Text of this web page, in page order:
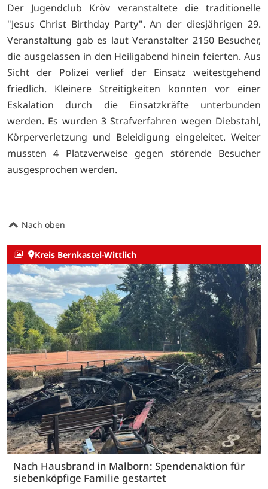
Der Jugendclub Kröv veranstaltete die traditionelle
"Jesus Christ Birthday Party". An der diesjährigen 29.
Veranstaltung gab es laut Veranstalter 2150 Besucher,
die ausgelassen in den Heiligabend hinein feierten. Aus
Sicht der Polizei verlief der Einsatz weitestgehend
friedlich. Kleinere Streitigkeiten konnten vor einer
Eskalation durch die Einsatzkräfte unterbunden
werden. Es wurden 3 Strafverfahren wegen Diebstahl,
Körperverletzung und Beleidigung eingeleitet. Weiter
mussten 4 Platzverweise gegen störende Besucher
ausgesprochen werden.
Nach oben
Kreis Bernkastel-Wittlich
Nach Hausbrand in Malborn: Spendenaktion für
siebenköpfige Familie gestartet